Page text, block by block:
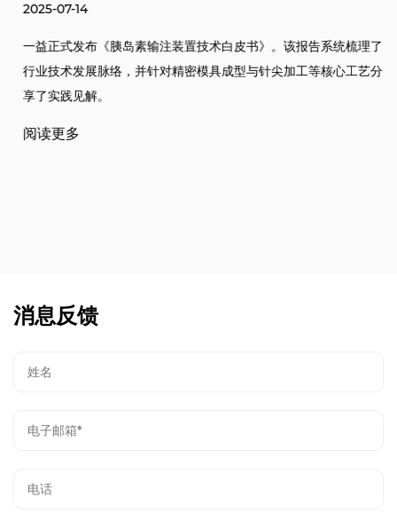
2025-07-14
一益正式发布《胰岛素输注装置技术白皮书》。该报告系统梳理了
行业技术发展脉络，并针对精密模具成型与针尖加工等核心工艺分
享了实践见解。
阅读更多
消息反馈